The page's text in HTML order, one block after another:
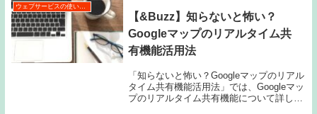
ウェブサービスの使い方・活用術
【&Buzz】知らないと怖い？
Googleマップのリアルタイム共
有機能活用法
「知らないと怖い？Googleマップのリアル
タイム共有機能活用法」では、Googleマッ
プのリアルタイム共有機能について詳しく